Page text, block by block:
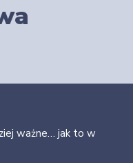
ważne… jak to w